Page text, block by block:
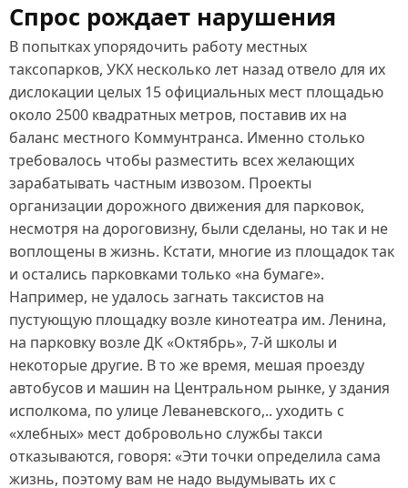
Спрос рождает нарушения
В попытках упорядочить работу местных
таксопарков, УКХ несколько лет назад отвело для их
дислокации целых 15 официальных мест площадью
около 2500 квадратных метров, поставив их на
баланс местного Коммунтранса. Именно столько
требовалось чтобы разместить всех желающих
зарабатывать частным извозом. Проекты
организации дорожного движения для парковок,
несмотря на дороговизну, были сделаны, но так и не
воплощены в жизнь. Кстати, многие из площадок так
и остались парковками только «на бумаге».
Например, не удалось загнать таксистов на
пустующую площадку возле кинотеатра им. Ленина,
на парковку возле ДК «Октябрь», 7‑й школы и
некоторые другие. В то же время, мешая проезду
автобусов и машин на Центральном рынке, у здания
исполкома, по улице Леваневского,.. уходить с
«хлебных» мест добровольно службы такси
отказываются, говоря: «Эти точки определила сама
жизнь, поэтому вам не надо выдумывать их с